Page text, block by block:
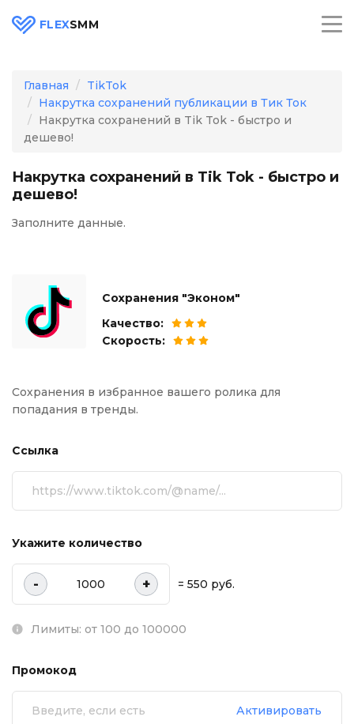
FLEXSMM
Главная
TikTok
Накрутка сохранений публикации в Тик Ток
Накрутка сохранений в Tik Tok - быстро и
дешево!
Накрутка сохранений в Tik Tok - быстро и
дешево!
Заполните данные.
Сохранения "Эконом"
Качество:
Скорость:
Сохранения в избранное вашего ролика для
попадания в тренды.
Ссылка
Укажите количество
- + = 550 руб.
Лимиты: от 100 до 100000
Промокод
Активировать